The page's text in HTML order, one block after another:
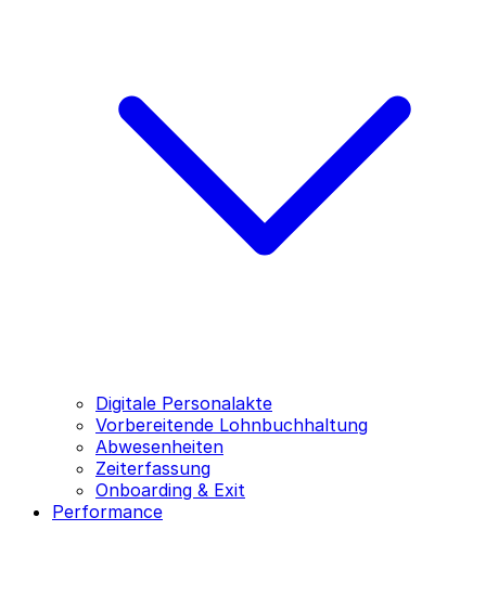
Digitale Personalakte
Vorbereitende Lohnbuchhaltung
Abwesenheiten
Zeiterfassung
Onboarding & Exit
Performance